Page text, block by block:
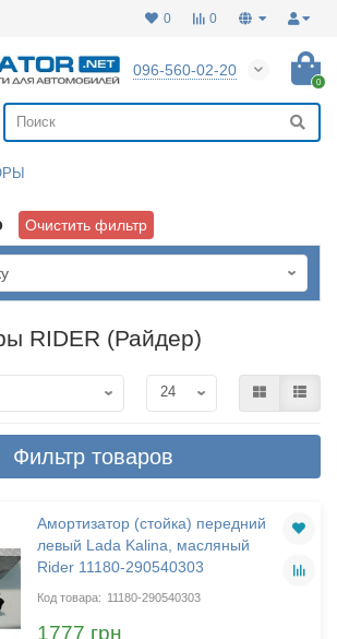
0
0
096-560-02-20
0
Очистить фильтр
RIDER (Райдер)
Фильтр товаров
Амортизатор (стойка) передний
левый Lada Kalina, масляный
Rider 11180-290540303
11180-290540303
1777 грн